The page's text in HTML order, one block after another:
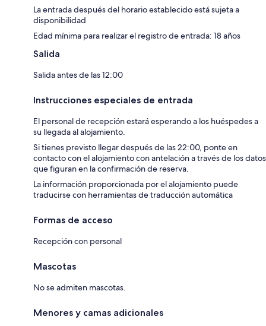
La entrada después del horario establecido está sujeta a
disponibilidad
Edad mínima para realizar el registro de entrada: 18 años
Salida
Salida antes de las 12:00
Instrucciones especiales de entrada
El personal de recepción estará esperando a los huéspedes a
su llegada al alojamiento.
Si tienes previsto llegar después de las 22:00, ponte en
contacto con el alojamiento con antelación a través de los datos
que figuran en la confirmación de reserva.
La información proporcionada por el alojamiento puede
traducirse con herramientas de traducción automática
Formas de acceso
Recepción con personal
Mascotas
No se admiten mascotas.
Menores y camas adicionales